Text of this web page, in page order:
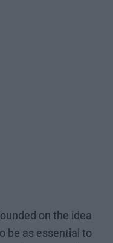
on the idea
be as essential to